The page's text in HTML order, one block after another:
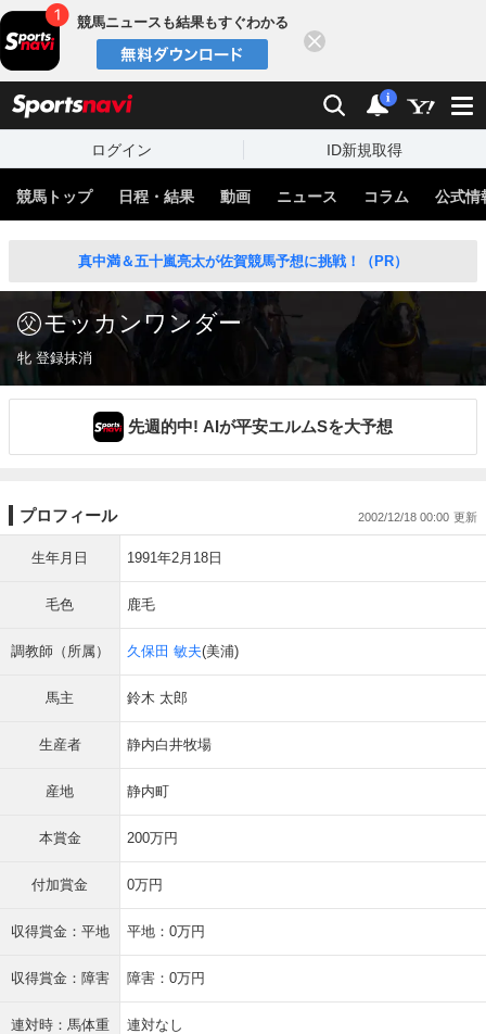
競馬ニュースも結果もすぐわかる
検索 通知
i
ログイン ID新規取得
競馬トップ 日程・結果 動画 ニュース コラム 公式情
真中満＆五十嵐亮太が佐賀競馬予想に挑戦！（PR）
モッカンワンダー
牝 登録抹消
先週的中! AIが平安エルムSを大予想
プロフィール 2002/12/18 00:00
生年月日 1991年2月18日
毛色 鹿毛
調教師（所属） 久保田 敏夫(美浦)
馬主 鈴木 太郎
生産者 静内白井牧場
産地 静内町
本賞金 200万円
付加賞金 0万円
収得賞金：平地 平地：0万円
収得賞金：障害 障害：0万円
連対時：馬体重 連対なし